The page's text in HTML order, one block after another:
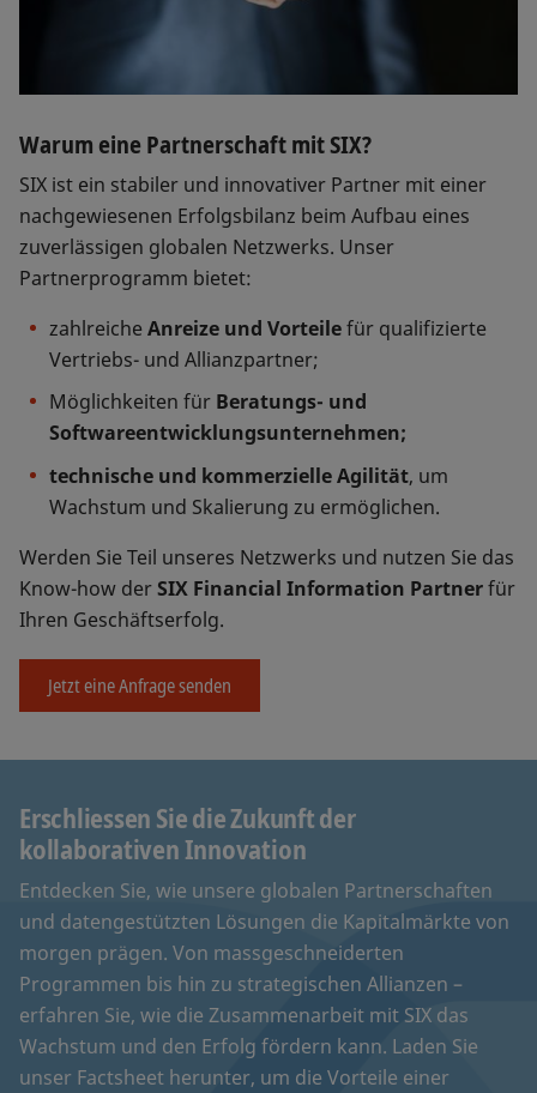
Warum eine Partnerschaft mit SIX?
SIX ist ein stabiler und innovativer Partner mit einer
nachgewiesenen Erfolgsbilanz beim Aufbau eines
zuverlässigen globalen Netzwerks. Unser
Partnerprogramm bietet:
zahlreicheAnreize und Vorteilefür qualifizierte
Vertriebs- und Allianzpartner;
Möglichkeiten für Beratungs- und
Softwareentwicklungsunternehmen;
technische und kommerzielle Agilität, um
Wachstum und Skalierung zu ermöglichen.
Werden Sie Teil unseres Netzwerks und nutzen Sie das
Know-how derSIX Financial Information Partnerfür
Ihren Geschäftserfolg.
Jetzt eine Anfrage senden
Erschliessen Sie die Zukunft der
kollaborativen Innovation
Entdecken Sie, wie unsere globalen Partnerschaften
und datengestützten Lösungen die Kapitalmärkte von
morgen prägen. Von massgeschneiderten
Programmen bis hin zu strategischen Allianzen –
erfahren Sie, wie die Zusammenarbeit mit SIX das
Wachstum und den Erfolg fördern kann. Laden Sie
unser Factsheet herunter, um die Vorteile einer